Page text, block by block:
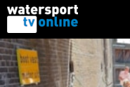
Zeilen Motorboot-sloep